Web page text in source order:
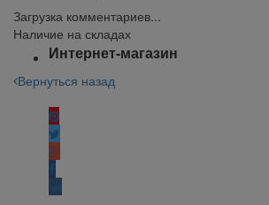
Загрузка комментариев...
Наличие на складах
Интернет-магазин
Вернуться назад